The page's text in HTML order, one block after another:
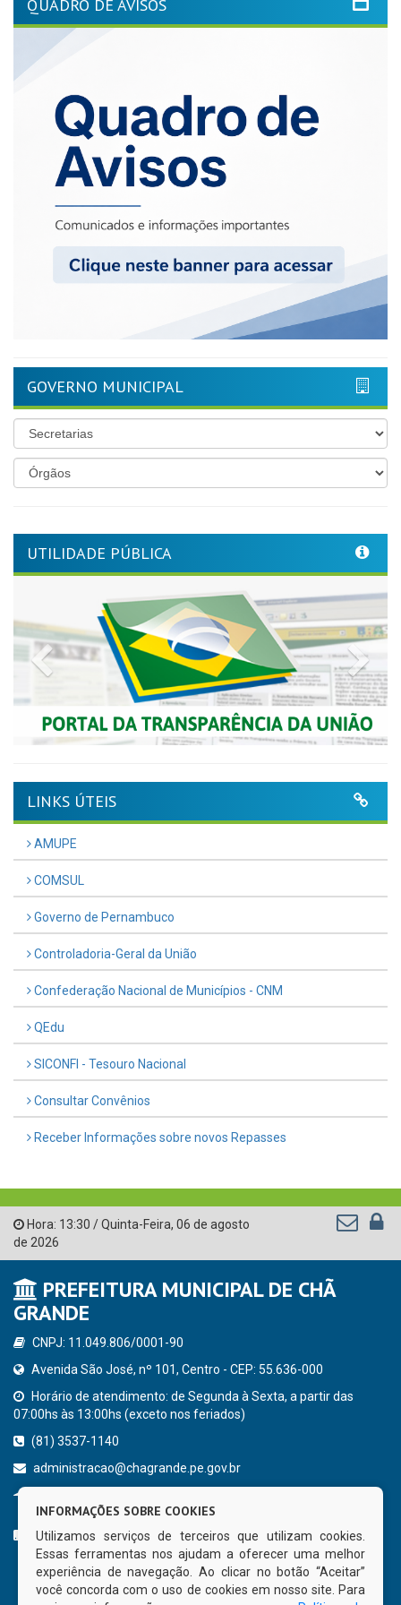
QUADRO DE AVISOS
GOVERNO MUNICIPAL
UTILIDADE PÚBLICA
Previous
LINKS ÚTEIS
AMUPE
COMSUL
Governo de Pernambuco
Controladoria-Geral da União
Confederação Nacional de Municípios - CNM
QEdu
SICONFI - Tesouro Nacional
Consultar Convênios
Receber Informações sobre novos Repasses
Hora: 13:30 /Quinta-Feira, 06 de agosto
de 2026
PREFEITURA MUNICIPAL DE CHÃ
GRANDE
CNPJ: 11.049.806/0001-90
Avenida São José, nº 101, Centro - CEP: 55.636-000
Horário de atendimento: de Segunda à Sexta, a partir das
07:00hs às 13:00hs (exceto nos feriados)
(81) 3537-1140
administracao@chagrande.pe.gov.br
CURTA NOSSA FAN PAGE
INFORMAÇÕES SOBRE COOKIES
Utilizamos serviços de terceiros que utilizam cookies.
Essas ferramentas nos ajudam a oferecer uma melhor
experiência de navegação. Ao clicar no botão “Aceitar”
você concorda com o uso de cookies em nosso site. Para